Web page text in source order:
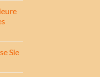
Sie